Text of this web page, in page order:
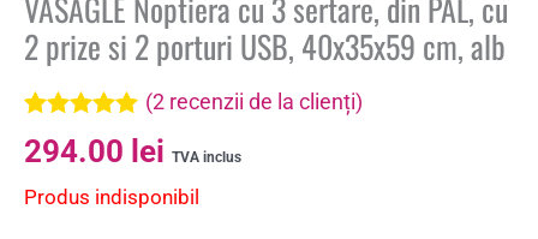
2 prize si 2 porturi USB, 40x35x59 cm, alb
Evaluat la
5.00din 5 pe
2
evaluări de
(2 recenzii de la clienți)
294.00 lei TVA inclus
Produs indisponibil